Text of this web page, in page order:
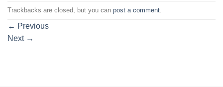
Trackbacks are closed, but you can post a comment
← Previous
Next →